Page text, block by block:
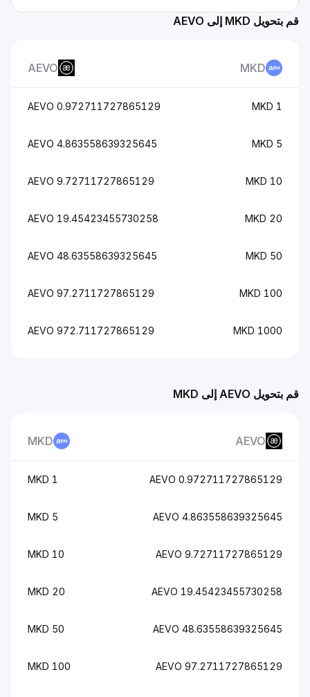
قم بتحويل AEVO إلى MKD
AEVO
MKD
0.972711727865129 AEVO
1 MKD
4.863558639325645 AEVO
5 MKD
9.72711727865129 AEVO
10 MKD
19.45423455730258 AEVO
20 MKD
48.63558639325645 AEVO
50 MKD
97.2711727865129 AEVO
100 MKD
قم بتحويل MKD إلى AEVO
MKD
AEVO
1 MKD
0.972711727865129 AEVO
5 MKD
4.863558639325645 AEVO
10 MKD
9.72711727865129 AEVO
20 MKD
19.45423455730258 AEVO
50 MKD
48.63558639325645 AEVO
100 MKD
97.2711727865129 AEVO
1000 MKD
972.711727865129 AEVO